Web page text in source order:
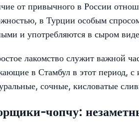
от привычного в России
в Турции особым
и употребляются в сыром
лакомство служит важной
в Стамбул в этот период, с
сочные, кисловатые
чопчу: